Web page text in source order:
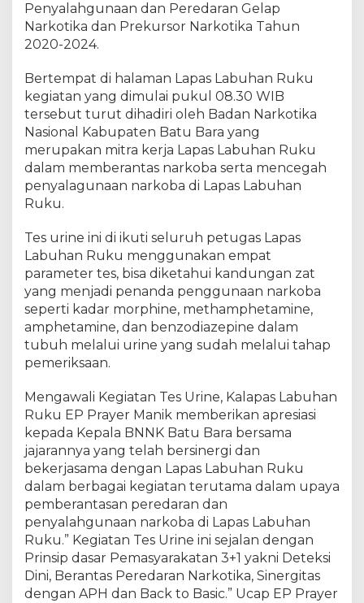
r
s
a
,
P
e
t
u
g
L
a
p
a
K
e
l
I
I
A
L
a
u
h
a
n
R
u
k
Penyalahgunaan dan Peredaran Gelap
Narkotika dan Prekursor Narkotika Tahun
2020-2024.
Bertempat di halaman Lapas Labuhan Ruku
kegiatan yang dimulai pukul 08.30 WIB
tersebut turut dihadiri oleh Badan Narkotika
Nasional Kabupaten Batu Bara yang
merupakan mitra kerja Lapas Labuhan Ruku
dalam memberantas narkoba serta mencegah
penyalagunaan narkoba di Lapas Labuhan
Ruku.
Tes urine ini di ikuti seluruh petugas Lapas
Labuhan Ruku menggunakan empat
parameter tes, bisa diketahui kandungan zat
yang menjadi penanda penggunaan narkoba
seperti kadar morphine, methamphetamine,
amphetamine, dan benzodiazepine dalam
tubuh melalui urine yang sudah melalui tahap
pemeriksaan.
Mengawali Kegiatan Tes Urine, Kalapas Labuhan
Ruku EP Prayer Manik memberikan apresiasi
kepada Kepala BNNK Batu Bara bersama
jajarannya yang telah bersinergi dan
bekerjasama dengan Lapas Labuhan Ruku
dalam berbagai kegiatan terutama dalam upaya
pemberantasan peredaran dan
penyalahgunaan narkoba di Lapas Labuhan
Ruku.” Kegiatan Tes Urine ini sejalan dengan
Prinsip dasar Pemasyarakatan 3+1 yakni Deteksi
Dini, Berantas Peredaran Narkotika, Sinergitas
dengan APH dan Back to Basic.” Ucap EP Prayer